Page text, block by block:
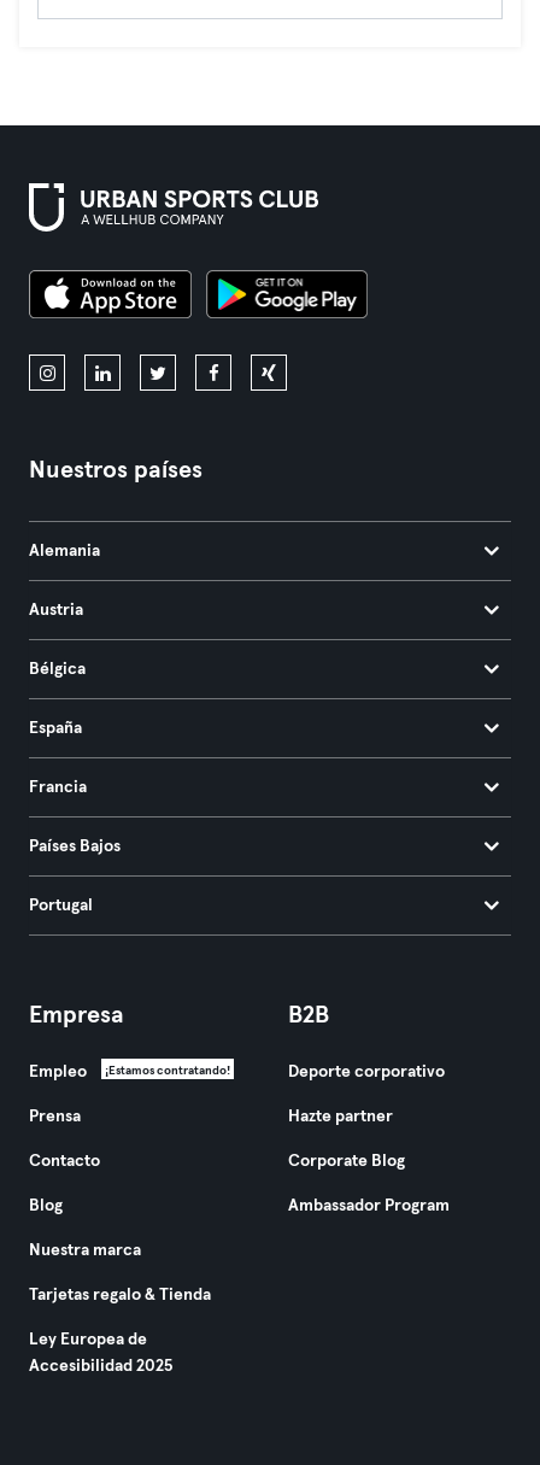
Nuestros países
Alemania
Austria
Bélgica
España
Francia
Países Bajos
Portugal
Empresa
Empleo ¡Estamos contratando!
Prensa
Contacto
Blog
Nuestra marca
Tarjetas regalo & Tienda
Ley Europea de
Accesibilidad 2025
B2B
Deporte corporativo
Hazte partner
Corporate Blog
Ambassador Program